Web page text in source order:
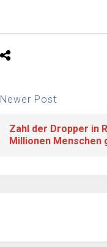
Newer Post
Zahl der Dropper in
Millionen Menschen